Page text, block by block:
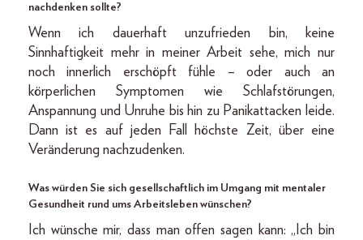
nachdenken sollte?
Wenn ich dauerhaft unzufrieden bin, keine
Sinnhaftigkeit mehr in meiner Arbeit sehe, mich nur
noch innerlich erschöpft fühle – oder auch an
körperlichen Symptomen wie Schlafstörungen,
Anspannung und Unruhe bis hin zu Panikattacken leide.
Dann ist es auf jeden Fall höchste Zeit, über eine
Veränderung nachzudenken.
Was würden Sie sich gesellschaftlich im Umgang mit mentaler
Gesundheit rund ums Arbeitsleben wünschen?
Ich wünsche mir, dass man offen sagen kann: „Ich bin